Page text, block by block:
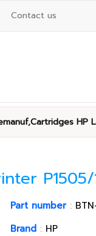
Contact us
HP
P1505/
Part number:
Brand : HP